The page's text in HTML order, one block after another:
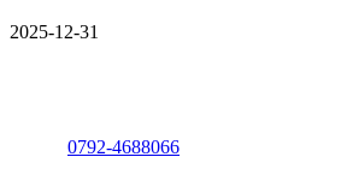
2025-12-31
0792-4688066